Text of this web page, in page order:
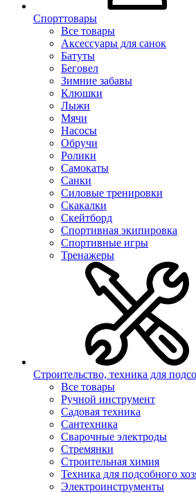
Спорттовары
Все товары
Аксессуары для санок
Батуты
Беговел
Зимние забавы
Клюшки
Лыжи
Мячи
Насосы
Обручи
Ролики
Самокаты
Санки
Силовые тренировки
Скакалки
Скейтборд
Спортивная экипировка
Спортивные игры
Тренажеры
Строительство, техника для
Все товары
Ручной инструмент
Садовая техника
Сантехника
Сварочные электроды
Стремянки
Строительная химия
Техника для подсобного
Электроинструменты